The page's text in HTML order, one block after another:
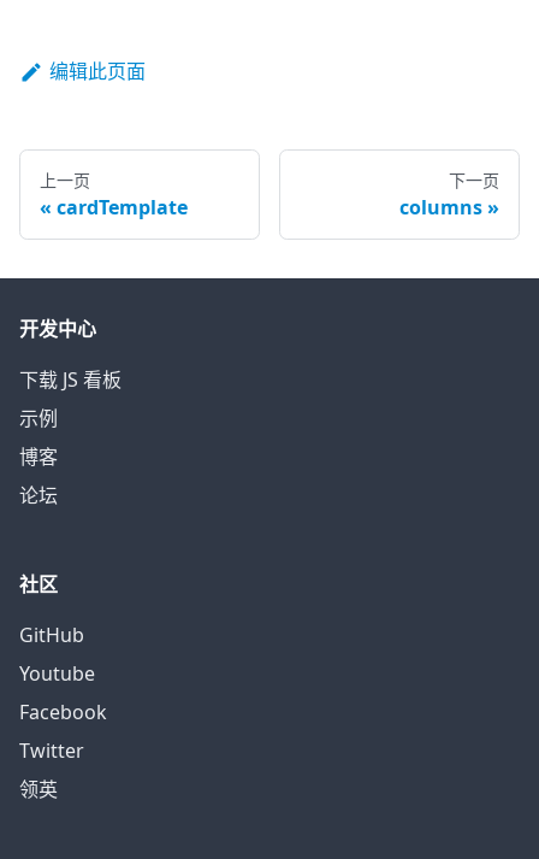
编辑此页面
上一页
cardTemplate
下一页
columns
开发中心
下载 JS 看板
示例
博客
论坛
社区
GitHub
Youtube
Facebook
Twitter
领英